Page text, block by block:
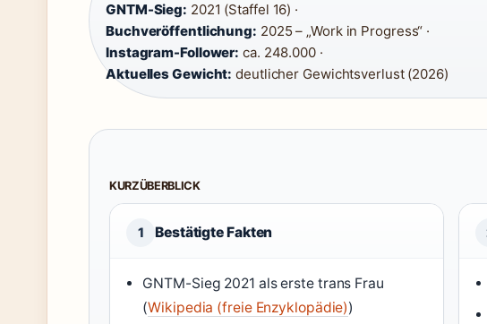
GNTM-Sieg: 2021 (Staffel 16) ·
Buchveröffentlichung: 2025 – „Work in Progress“ ·
Instagram-Follower: ca. 248.000 ·
Aktuelles Gewicht: deutlicher Gewichtsverlust (2026)
KURZÜBERBLICK
1 Bestätigte Fakten
GNTM-Sieg 2021 als erste trans Frau
(Wikipedia (freie Enzyklopädie))